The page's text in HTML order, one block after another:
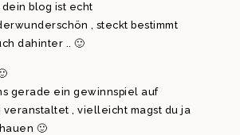
dein blog ist echt
, steckt bestimmt
dahinter .. 🙂
gerade ein gewinnspiel auf
veranstaltet , vielleicht magst du ja
🙂